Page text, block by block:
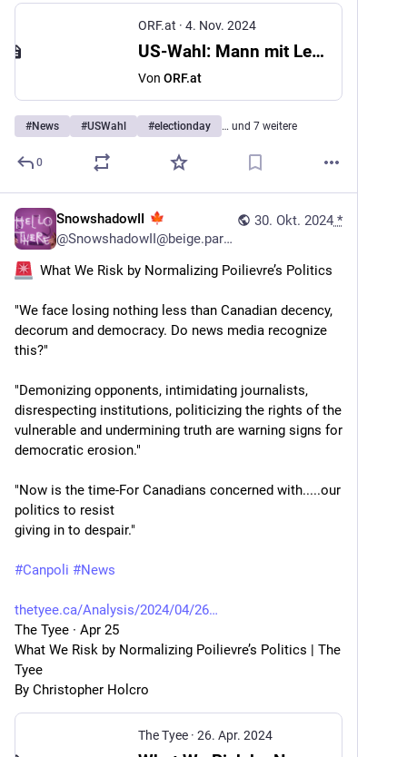
ORF.at · 4. Nov. 2024
US-Wahl: Mann mit Leuchtpistole im Kapitol
Von ORF.at
#News #USWahl #electionday … und 7 weitere
0
30. Okt. 2024 *
SnowshadowII
@SnowshadowII@beige.party
  What We Risk by Normalizing Poilievre’s Politics
"We face losing nothing less than Canadian decency,
decorum and democracy. Do news media recognize
this?"
"Demonizing opponents, intimidating journalists,
disrespecting institutions, politicizing the rights of the
vulnerable and undermining truth are warning signs for
democratic erosion."
"Now is the time-For Canadians concerned with.....our
politics to resist
giving in to despair."
#Canpoli #News
thetyee.ca/Analysis/2024/04/26
The Tyee · Apr 25
What We Risk by Normalizing Poilievre’s Politics | The
Tyee
By Christopher Holcro
The Tyee · 26. Apr. 2024